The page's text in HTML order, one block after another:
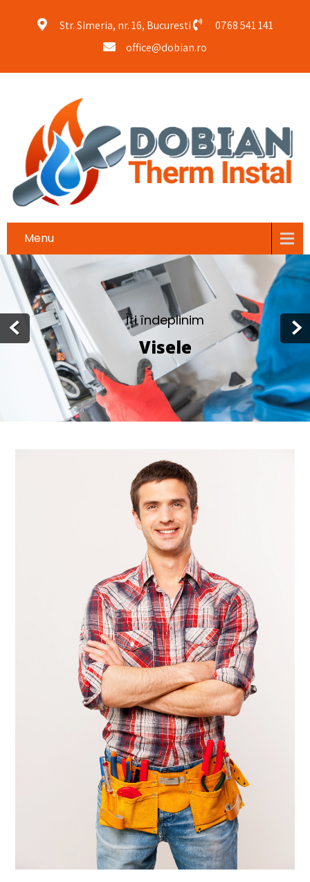
Str. Simeria, nr. 16, Bucuresti
0768 541 141
office@dobian.ro
Menu
Îți îndeplinim
Visele